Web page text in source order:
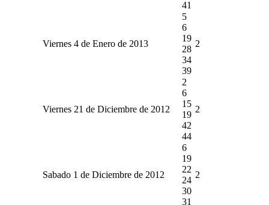
41
Viernes 4 de Enero de 2013
5
6
19
28
34
39
2
Viernes 21 de Diciembre de 2012
2
6
15
19
42
44
2
Sabado 1 de Diciembre de 2012
6
19
22
24
30
31
2